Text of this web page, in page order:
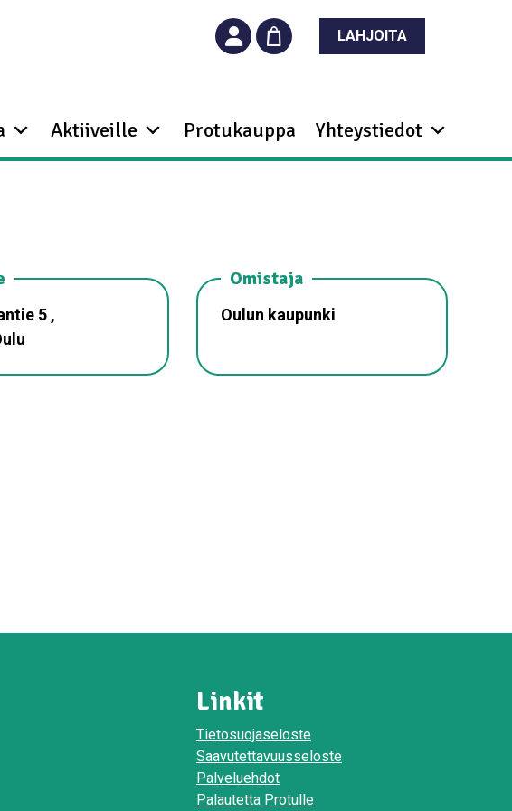
LAHJOITA
Aktiiveille Protukauppa Yhteystiedot
5 ,
Omistaja
Oulun kaupunki
Linkit
Tietosuojaseloste
Saavutettavuusseloste
Palveluehdot
Palautetta Protulle